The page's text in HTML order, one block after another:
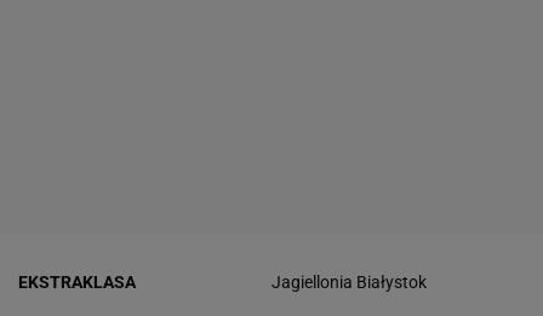
EKSTRAKLASA Jagiellonia Białystok